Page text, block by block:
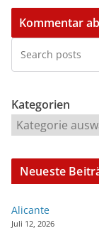
Kategorien
Neueste
Alicante
Juli 12, 2026